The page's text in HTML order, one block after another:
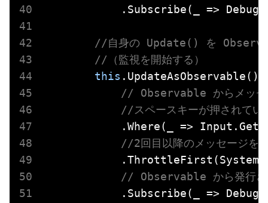
.Subscribe(_ =>
//自身の Update() を
//（監視を開始する）
this .UpdateAsObservable()
// Observable からメッセ
//スペースキーが押されてい
.Where(_ =>
//2回目以降のメッセージを
// Observable から発行され
.Subscribe(_ =>